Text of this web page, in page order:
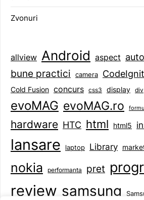
Zvonuri
allview Android aspect
bune practici camera
Cold Fusion concurs css3 display div
evoMAG evoMAG.ro
hardware HTC html html5
lansare laptop Library
nokia performanta pret
review samsung